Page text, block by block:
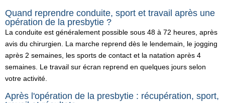
Quand reprendre conduite, sport et travail après une
opération de la presbytie ?
La conduite est généralement possible sous 48 à 72 heures, après
avis du chirurgien. La marche reprend dès le lendemain, le jogging
après 2 semaines, les sports de contact et la natation après 4
semaines. Le travail sur écran reprend en quelques jours selon
votre activité.
Après l'opération de la presbytie : récupération, sport,